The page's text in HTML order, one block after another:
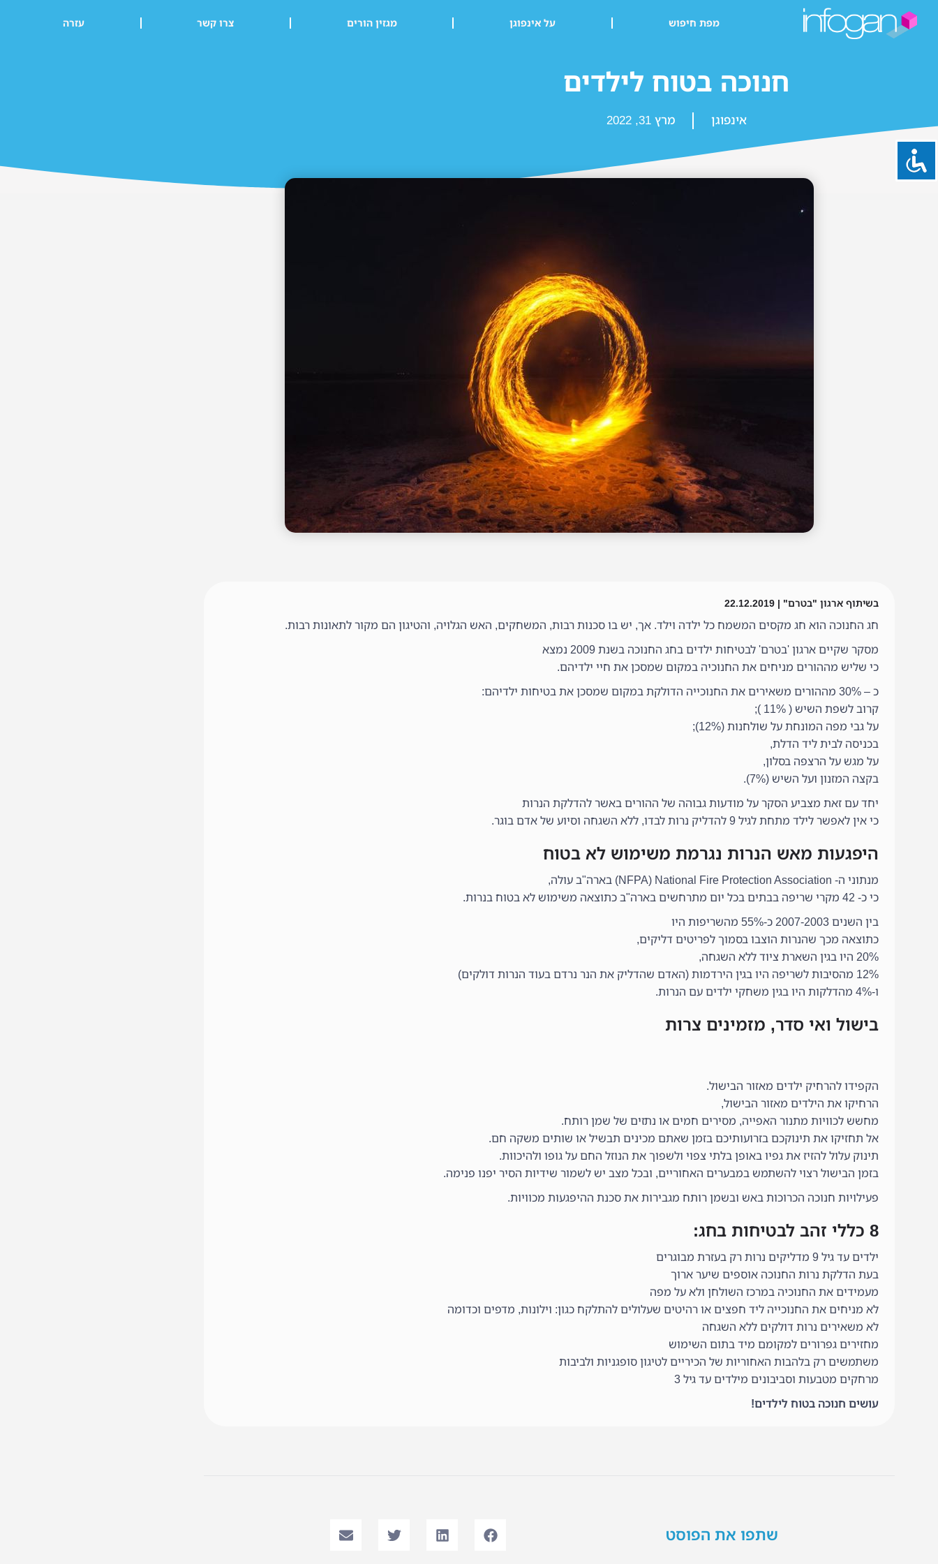
מפת חיפוש על אינפוגן מגזין הורים צרו קשר עזרה
חנוכה בטוח לילדים
אינפוגן מרץ 31, 2022
בשיתוף ארגון "בטרם" | 22.12.2019
חג החנוכה הוא חג מקסים המשמח כל ילדה וילד. אך, יש בו סכנות רבות, המשחקים, האש הגלויה, והטיגון הם מקור לתאונות רבות.
מסקר שקיים ארגון 'בטרם' לבטיחות ילדים בחג החנוכה בשנת 2009 נמצא
כי שליש מההורים מניחים את החנוכיה במקום שמסכן את חיי ילדיהם.
כ – 30% מההורים משאירים את החנוכייה הדולקת במקום שמסכן את בטיחות ילדיהם:
קרוב לשפת השיש ( 11% );
על גבי מפה המונחת על שולחנות (12%);
בכניסה לבית ליד הדלת,
על מגש על הרצפה בסלון,
בקצה המזנון ועל השיש (7%).
יחד עם זאת מצביע הסקר על מודעות גבוהה של ההורים באשר להדלקת הנרות
כי אין לאפשר לילד מתחת לגיל 9 להדליק נרות לבדו, ללא השגחה וסיוע של אדם בוגר.
היפגעות מאש הנרות נגרמת משימוש לא בטוח
מנתוני ה- NFPA) National Fire Protection Association) בארה"ב עולה,
כי כ- 42 מקרי שריפה בבתים בכל יום מתרחשים בארה"ב כתוצאה משימוש לא בטוח בנרות.
בין השנים 2007-2003 כ-55% מהשריפות היו
כתוצאה מכך שהנרות הוצבו בסמוך לפריטים דליקים,
20% היו בגין השארת ציוד ללא השגחה,
12% מהסיבות לשריפה היו בגין הירדמות (האדם שהדליק את הנר נרדם בעוד הנרות דולקים)
ו-4% מהדלקות היו בגין משחקי ילדים עם הנרות.
בישול ואי סדר, מזמינים צרות
הקפידו להרחיק ילדים מאזור הבישול.
הרחיקו את הילדים מאזור הבישול,
מחשש לכוויות מתנור האפייה, מסירים חמים או נתזים של שמן רותח.
אל תחזיקו את תינוקכם בזרועותיכם בזמן שאתם מכינים תבשיל או שותים משקה חם.
תינוק עלול להזיז את גפיו באופן בלתי צפוי ולשפוך את הנוזל החם על גופו ולהיכוות.
בזמן הבישול רצוי להשתמש במבערים האחוריים, ובכל מצב יש לשמור שידיות הסיר יפנו פנימה.
פעילויות חנוכה הכרוכות באש ובשמן רותח מגבירות את סכנת ההיפגעות מכוויות.
8 כללי זהב לבטיחות בחג:
ילדים עד גיל 9 מדליקים נרות רק בעזרת מבוגרים
בעת הדלקת נרות החנוכה אוספים שיער ארוך
מעמידים את החנוכיה במרכז השולחן ולא על מפה
לא מניחים את החנוכייה ליד חפצים או רהיטים שעלולים להתלקח כגון: וילונות, מדפים וכדומה
לא משאירים נרות דולקים ללא השגחה
מחזירים גפרורים למקומם מיד בתום השימוש
משתמשים רק בלהבות האחוריות של הכיריים לטיגון סופגניות ולביבות
מרחקים מטבעות וסביבונים מילדים עד גיל 3
עושים חנוכה בטוח לילדים!
שתפו את הפוסט